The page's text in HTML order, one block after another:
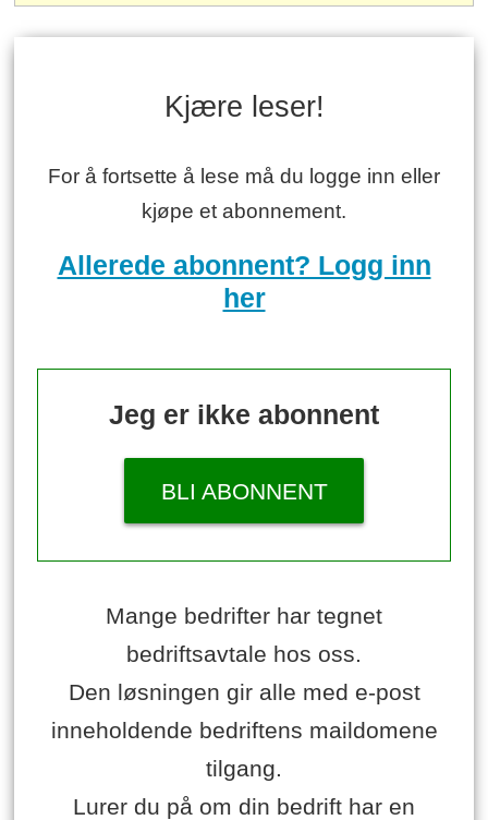
Kjære leser!
For å fortsette å lese må du logge inn eller
kjøpe et abonnement.
Allerede abonnent? Logg inn
her
Jeg er ikke abonnent
BLI ABONNENT
Mange bedrifter har tegnet
bedriftsavtale hos oss.
Den løsningen gir alle med e-post
inneholdende bedriftens maildomene
tilgang.
Lurer du på om din bedrift har en